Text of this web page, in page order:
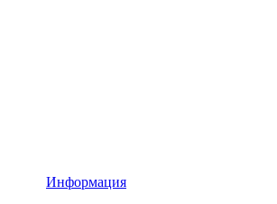
Информация